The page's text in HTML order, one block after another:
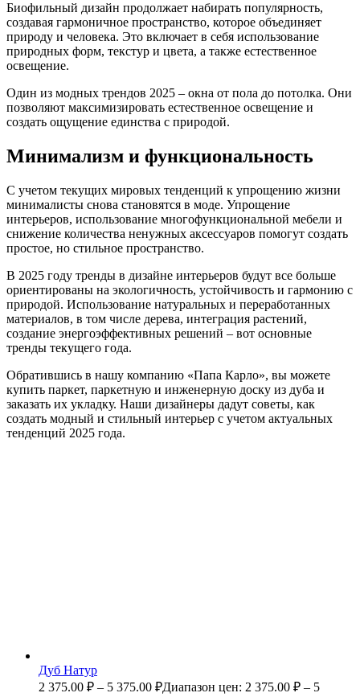
Биофильный дизайн продолжает набирать популярность,
создавая гармоничное пространство, которое объединяет
природу и человека. Это включает в себя использование
природных форм, текстур и цвета, а также естественное
освещение.
Один из модных трендов 2025 – окна от пола до потолка. Они
позволяют максимизировать естественное освещение и
создать ощущение единства с природой.
Минимализм и функциональность
С учетом текущих мировых тенденций к упрощению жизни
минималисты снова становятся в моде. Упрощение
интерьеров, использование многофункциональной мебели и
снижение количества ненужных аксессуаров помогут создать
простое, но стильное пространство.
В 2025 году тренды в дизайне интерьеров будут все больше
ориентированы на экологичность, устойчивость и гармонию с
природой. Использование натуральных и переработанных
материалов, в том числе дерева, интеграция растений,
создание энергоэффективных решений – вот основные
тренды текущего года.
Обратившись в нашу компанию «Папа Карло», вы можете
купить паркет, паркетную и инженерную доску из дуба и
заказать их укладку. Наши дизайнеры дадут советы, как
создать модный и стильный интерьер с учетом актуальных
тенденций 2025 года.
Дуб Натур
2 375.00 ₽ – 5 375.00 ₽Диапазон цен: 2 375.00 ₽ – 5